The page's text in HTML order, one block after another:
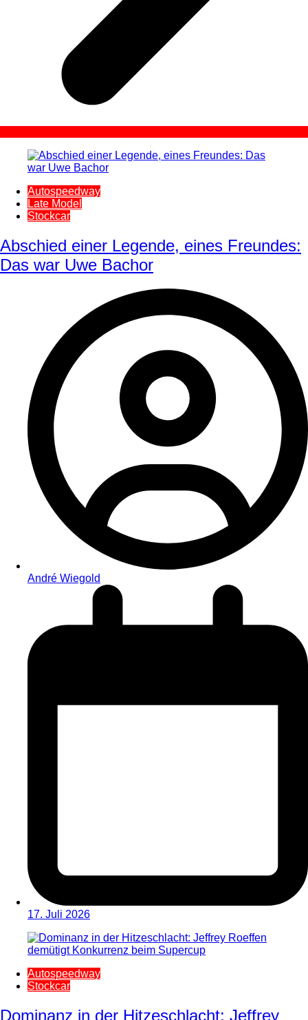
Autospeedway
Late Model
Stockcar
Abschied einer Legende, eines Freundes:
Das war Uwe Bachor
André Wiegold
17. Juli 2026
Autospeedway
Stockcar
Dominanz in der Hitzeschlacht: Jeffrey